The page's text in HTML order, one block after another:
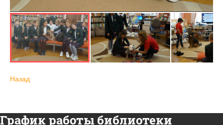
Назад
График работы библиотеки